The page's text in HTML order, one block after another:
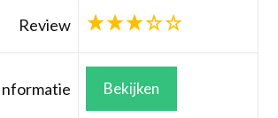
Review
Bekijken